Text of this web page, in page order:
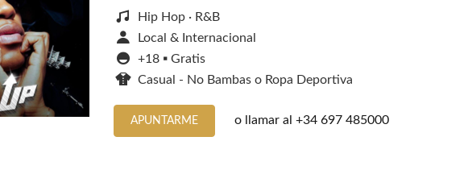
Hip Hop · R&B
Local & Internacional
+18 ▪️ Gratis
Casual - No Bambas o Ropa Deportiva
APUNTARME o llamar al +34 697 485000